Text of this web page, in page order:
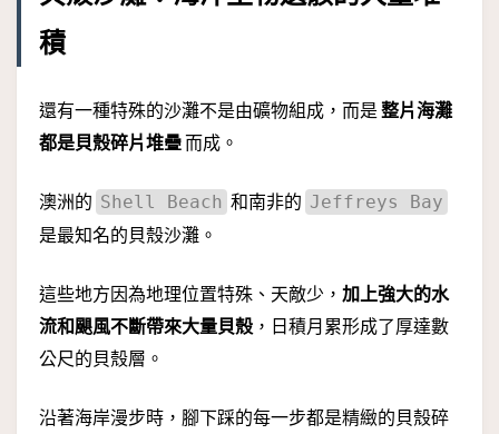
積
還有一種特殊的沙灘不是由礦物組成，而是 整片海灘
都是貝殼碎片堆疊而成。
澳洲的 Shell Beach 和南非的 Jeffreys Bay
是最知名的貝殼沙灘。
這些地方因為地理位置特殊、天敵少， 加上強大的水
流和颶風不斷帶來大量貝殼 ，日積月累形成了厚達數
公尺的貝殼層。
沿著海岸漫步時，腳下踩的每一步都是精緻的貝殼碎